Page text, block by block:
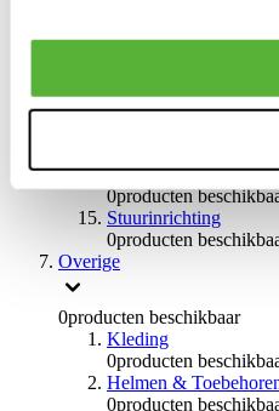
0producten
Braces
0producten
Stuurinrichting
0producten
Overige
0producten beschikbaar
Kleding
0producten
Helmen &
0producten